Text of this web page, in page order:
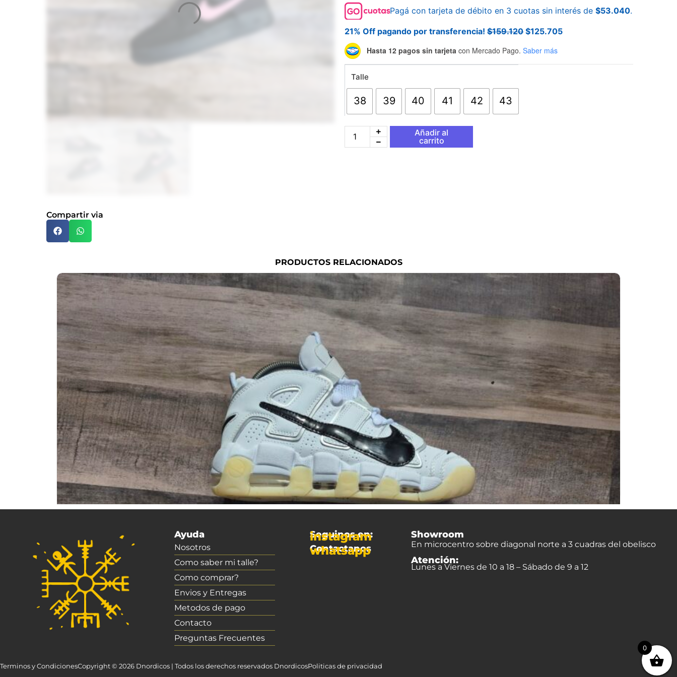
Compartir via
Pagá con tarjeta de débito en 3 cuotas sin interés de$53.040.
21% Off pagando por transferencia!$159.120 $125.705
Hasta 12 pagos sin tarjeta con Mercado Pago. Saber más
Talle
38 39 40 41 42 43
Nike
Air
Force
1
ACG
cantidad
Añadir al
carrito
PRODUCTOS RELACIONADOS
Ayuda
Nosotros
Como saber mi talle?
Como comprar?
Envios y Entregas
Metodos de pago
Contacto
Preguntas Frecuentes
Seguinos en:
instagram
Contactanos
whatsapp
Showroom
En microcentro sobre diagonal norte a 3 cuadras del obelisco
Atención:
Lunes a Viernes de 10 a 18 – Sábado de 9 a 12
Terminos y CondicionesCopyright © 2026 Dnordicos | Todos los derechos reservados DnordicosPoliticas de privacidad
0